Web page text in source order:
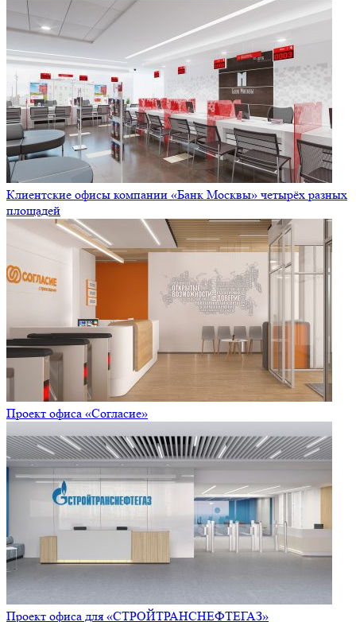
Клиентские офисы компании «Банк Москвы» четырёх разных
площадей
Проект офиса «Согласие»
Проект офиса для «СТРОЙТРАНСНЕФТЕГАЗ»